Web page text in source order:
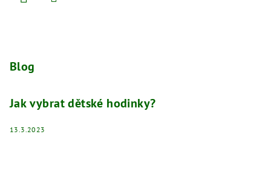
Blog
Jak vybrat dětské hodinky?
13.3.2023